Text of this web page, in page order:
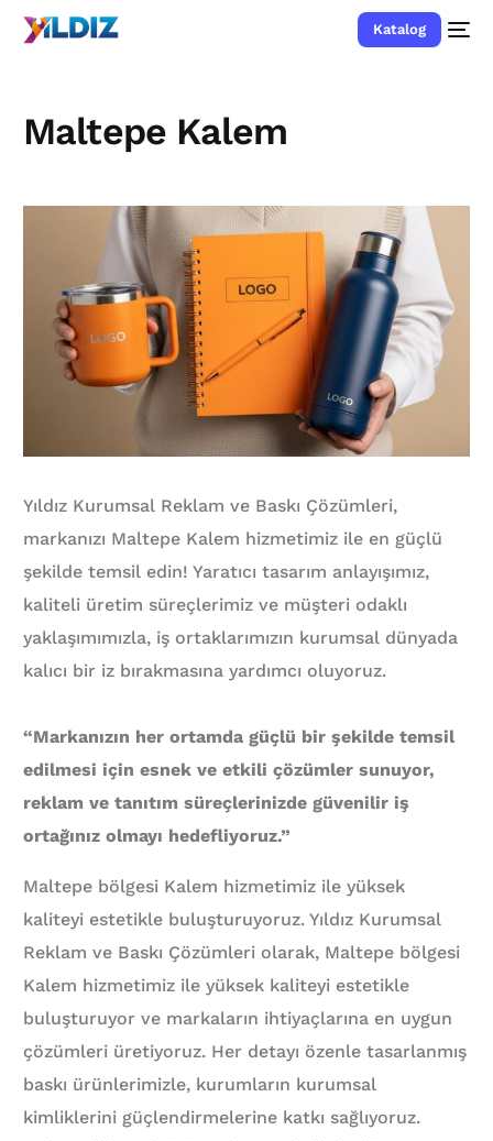
Katalog
Maltepe Kalem
Yıldız Kurumsal Reklam ve Baskı Çözümleri,
markanızı Maltepe Kalem hizmetimiz ile en güçlü
şekilde temsil edin! Yaratıcı tasarım anlayışımız,
kaliteli üretim süreçlerimiz ve müşteri odaklı
yaklaşımımızla, iş ortaklarımızın kurumsal dünyada
kalıcı bir iz bırakmasına yardımcı oluyoruz.
“Markanızın her ortamda güçlü bir şekilde temsil
edilmesi için esnek ve etkili çözümler sunuyor,
reklam ve tanıtım süreçlerinizde güvenilir iş
ortağınız olmayı hedefliyoruz.”
Maltepe bölgesi Kalem hizmetimiz ile yüksek
kaliteyi estetikle buluşturuyoruz. Yıldız Kurumsal
Reklam ve Baskı Çözümleri olarak, Maltepe bölgesi
Kalem hizmetimiz ile yüksek kaliteyi estetikle
buluşturuyor ve markaların ihtiyaçlarına en uygun
çözümleri üretiyoruz. Her detayı özenle tasarlanmış
baskı ürünlerimizle, kurumların kurumsal
kimliklerini güçlendirmelerine katkı sağlıyoruz.